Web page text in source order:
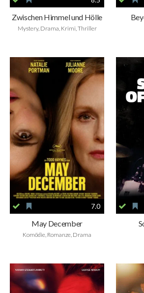
Zwischen Himmel und Hölle
Mystery, Drama, Krimi, Thriller
7.0
May December
Komödie, Romanze, Drama